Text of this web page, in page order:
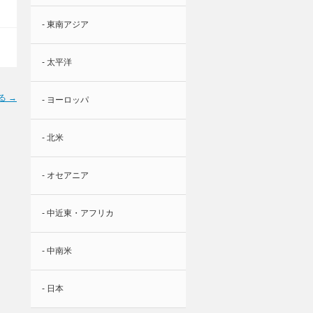
→
- 東南アジア
- 太平洋
- ヨーロッパ
- 北米
- オセアニア
- 中近東・アフリカ
- 中南米
- 日本